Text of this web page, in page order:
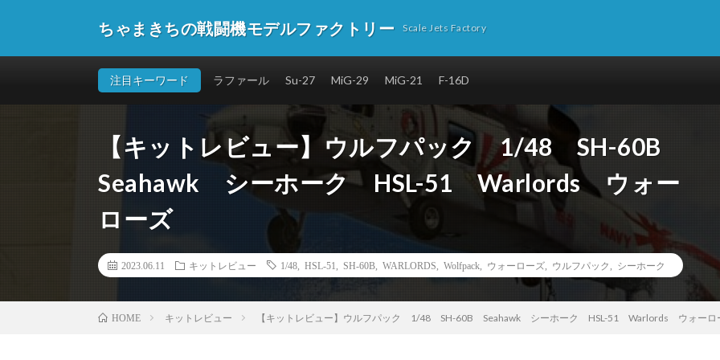
ちゃまきちの戦闘機モデルファクトリー Scale Jets Factory
注目キーワード ラファール Su-27 MiG-29 MiG-21 F-16D
【キットレビュー】ウルフパック 1/48 SH-60B
Seahawk シーホーク HSL-51 Warlords ウォー
ローズ
2023.06.11 キットレビュー 1/48 HSL-51 SH-60B WARLORDS Wolfpack ウォーローズ ウルフパック シーホーク
HOME キットレビュー 【キットレビュー】ウルフパック 1/48 SH-60B Seahawk シーホーク HSL-51 Warlords ウォーロ